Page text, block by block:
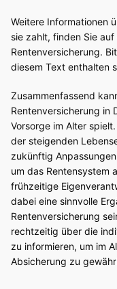
Weitere Informationen
sie zahlt, finden Sie
Rentenversicherung.
diesem Text enthalten
Zusammenfassend
Rentenversicherung in
Vorsorge im Alter
der steigenden
zukünftig
um das Rentensystem
frühzeitige
dabei eine sinnvolle
Rentenversicherung
rechtzeitig über die
zu informieren, um im
Absicherung zu